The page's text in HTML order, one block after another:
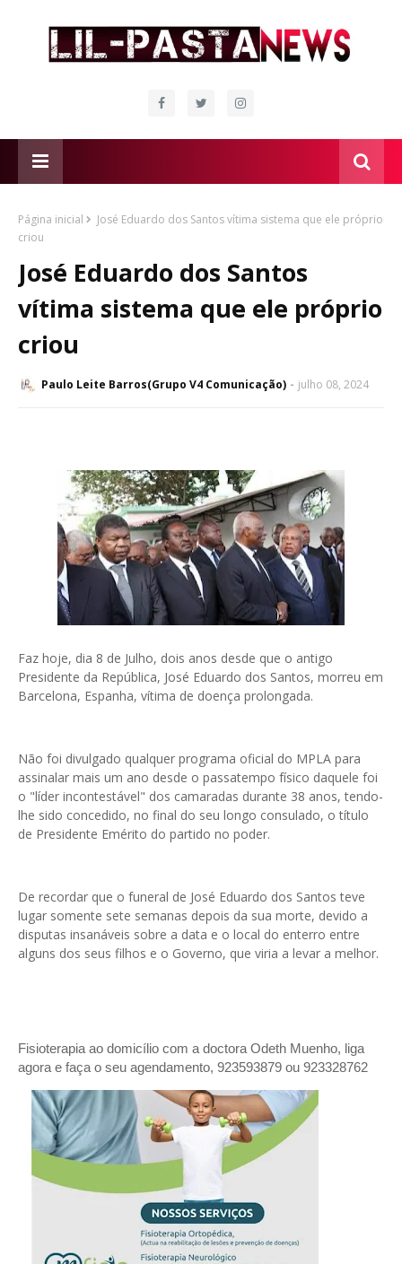
Página inicial
José Eduardo dos Santos vítima sistema que ele próprio
criou
José Eduardo dos Santos
vítima sistema que ele próprio
criou
Paulo Leite Barros(Grupo V4 Comunicação) julho 08, 2024
Faz hoje, dia 8 de Julho, dois anos desde que o antigo
Presidente da República, José Eduardo dos Santos, morreu em
Barcelona, Espanha, vítima de doença prolongada.
Não foi divulgado qualquer programa oficial do MPLA para
assinalar mais um ano desde o passatempo físico daquele foi
o "líder incontestável" dos camaradas durante 38 anos, tendo-
lhe sido concedido, no final do seu longo consulado, o título
de Presidente Emérito do partido no poder.
De recordar que o funeral de José Eduardo dos Santos teve
lugar somente sete semanas depois da sua morte, devido a
disputas insanáveis sobre a data e o local do enterro entre
alguns dos seus filhos e o Governo, que viria a levar a melhor.
Fisioterapia ao domicílio com a doctora Odeth Muenho, liga
agora e faça o seu agendamento, 923593879 ou 923328762